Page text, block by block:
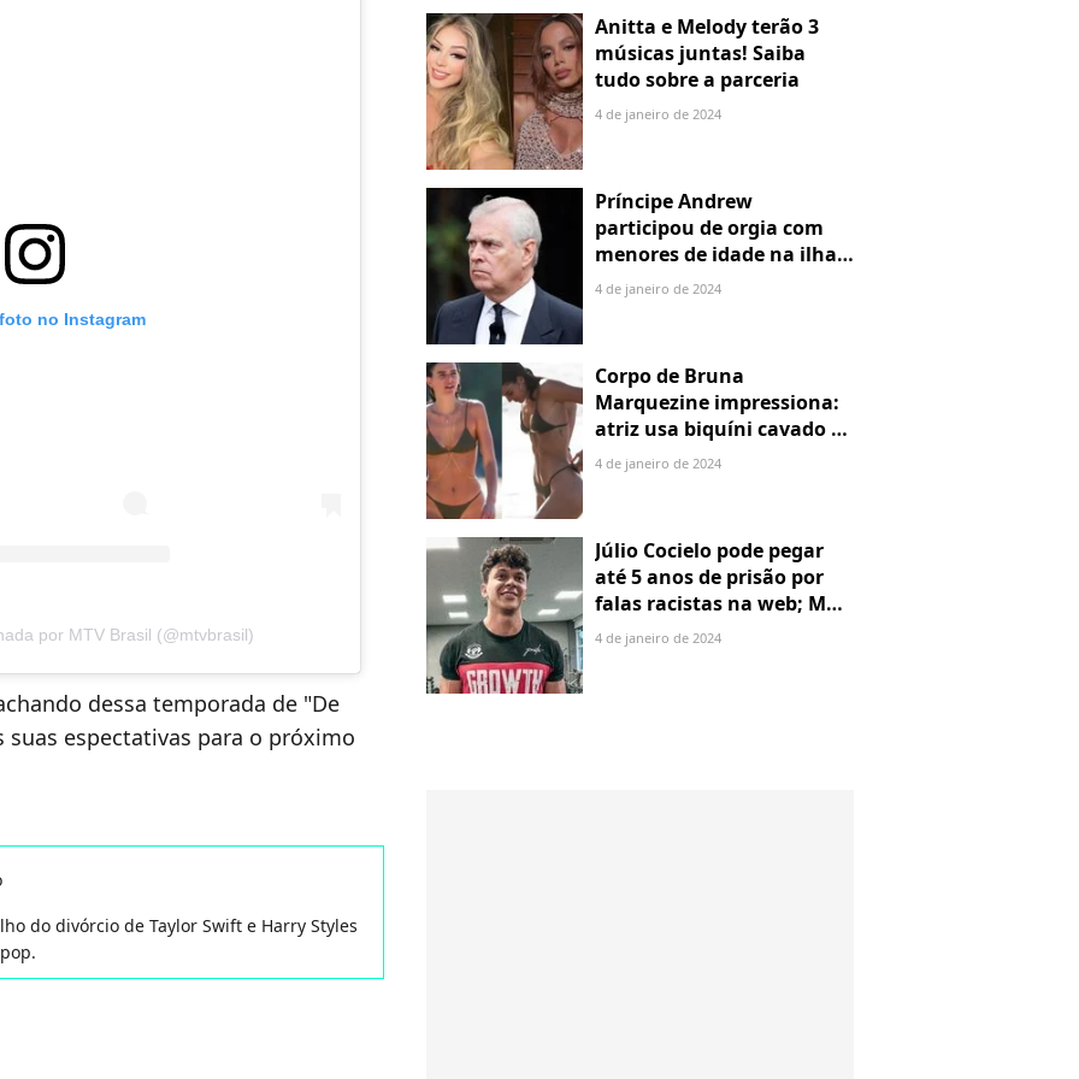
no Instagram
por MTV Brasil (@mtvbrasil)
dessa temporada de "De
suas espectativas para o próximo
do divórcio de Taylor Swift e Harry Styles
Anitta e Melody terão 3
músicas juntas! Saiba
tudo sobre a parceria
4 de janeiro de 2024
Príncipe Andrew
participou de orgia com
menores de idade na ilha
de Jeffrey Epstein, chefe de
4 de janeiro de 2024
Corpo de Bruna
Marquezine impressiona:
atriz usa biquíni cavado e
body chain ao chegar em
4 de janeiro de 2024
Júlio Cocielo pode pegar
até 5 anos de prisão por
falas racistas na web; MPF
identificou 9 posts com
4 de janeiro de 2024